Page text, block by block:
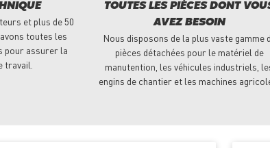
et plus de 50
toutes les
pour assurer la
travail.
TOUTES LES PIÈCES DONT
AVEZ BESOIN
Nous disposons de la plus vaste gamme
pièces détachées pour le matériel de
manutention, les véhicules industriels,
engins de chantier et les machines